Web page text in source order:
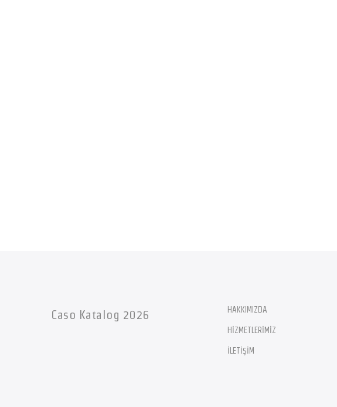
Caso Katalog 2026 HAKKIMIZDA
HİZMETLERİMİZ
İLETİŞİM